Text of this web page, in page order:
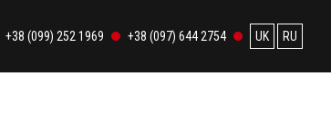
+38 (099) 252 1969 +38 (097) 644 2754 UK RU